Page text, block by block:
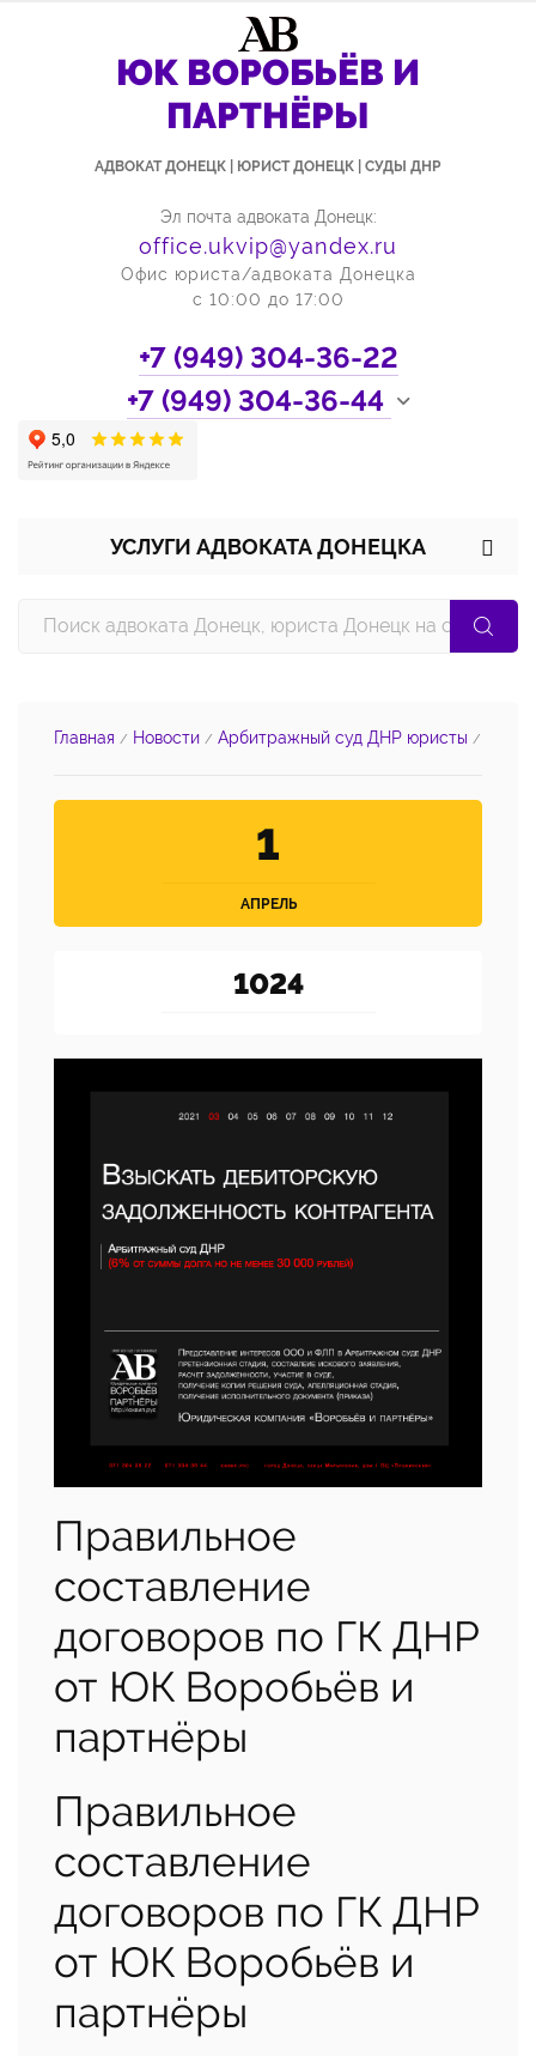
ЮК ВОРОБЬЁВ И
ПАРТНЁРЫ
АДВОКАТ ДОНЕЦК | ЮРИСТ ДОНЕЦК | СУДЫ ДНР
Эл почта адвоката Донецк:
office.ukvip@yandex.ru
Офис юриста/адвоката Донецка
с 10:00 до 17:00
+7 (949) 304-36-22
+7 (949) 304-36-44
УСЛУГИ АДВОКАТА ДОНЕЦКА
Главная / Новости / Арбитражный суд ДНР юристы /
1
АПРЕЛЬ
1024
Правильное
составление
договоров по ГК ДНР
от ЮК Воробьёв и
партнёры
Правильное
составление
договоров по ГК ДНР
от ЮК Воробьёв и
партнёры